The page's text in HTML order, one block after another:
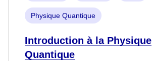
Physique Quantique
Introduction à la Physique
Quantique